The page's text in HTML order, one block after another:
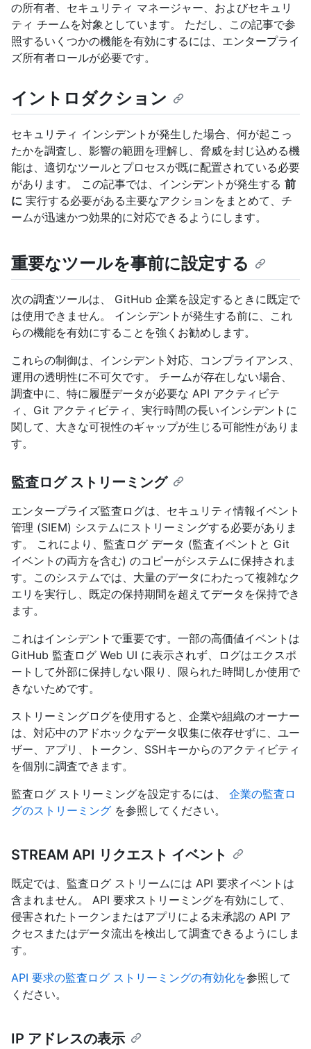
の所有者、セキュリティ マネージャー、およびセキュリ
ティ チームを対象としています。 ただし、この記事で参
照するいくつかの機能を有効にするには、エンタープライ
ズ所有者ロールが必要です。
イントロダクション
セキュリティ インシデントが発生した場合、何が起こっ
たかを調査し、影響の範囲を理解し、脅威を封じ込める機
能は、適切なツールとプロセスが既に配置されている必要
があります。 この記事では、インシデントが発生する 前
に 実行する必要がある主要なアクションをまとめて、チ
ームが迅速かつ効果的に対応できるようにします。
重要なツールを事前に設定する
次の調査ツールは、 GitHub 企業を設定するときに既定で
は使用できません。 インシデントが発生する前に、これ
らの機能を有効にすることを強くお勧めします。
これらの制御は、インシデント対応、コンプライアンス、
運用の透明性に不可欠です。 チームが存在しない場合、
調査中に、特に履歴データが必要な API アクティビテ
ィ、Git アクティビティ、実行時間の長いインシデントに
関して、大きな可視性のギャップが生じる可能性がありま
す。
監査ログ ストリーミング
エンタープライズ監査ログは、セキュリティ情報イベント
管理 (SIEM) システムにストリーミングする必要がありま
す。 これにより、監査ログ データ (監査イベントと Git
イベントの両方を含む) のコピーがシステムに保持されま
す。このシステムでは、大量のデータにわたって複雑なク
エリを実行し、既定の保持期間を超えてデータを保持でき
ます。
これはインシデントで重要です。一部の高価値イベントは
GitHub 監査ログ Web UI に表示されず、ログはエクスポ
ートして外部に保持しない限り、限られた時間しか使用で
きないためです。
ストリーミングログを使用すると、企業や組織のオーナー
は、対応中のアドホックなデータ収集に依存せずに、ユー
ザー、アプリ、トークン、SSHキーからのアクティビティ
を個別に調査できます。
監査ログ ストリーミングを設定するには、 企業の監査ロ
グのストリーミング を参照してください。
STREAM API リクエスト イベント
既定では、監査ログ ストリームには API 要求イベントは
含まれません。 API 要求ストリーミングを有効にして、
侵害されたトークンまたはアプリによる未承認の API ア
クセスまたはデータ流出を検出して調査できるようにしま
す。
API 要求の監査ログ ストリーミングの有効化を参照して
ください。
IP アドレスの表示